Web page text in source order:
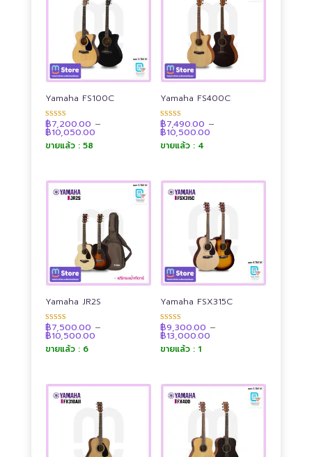
Yamaha FS100C
ให้คะแนน
4.89
ตั้งแต่ 1-5
คะแนน
฿7,200.00 –
฿10,050.00Price
ขายแล้ว : 58
Yamaha FS400C
ให้คะแนน
4.92
ตั้งแต่ 1-5
คะแนน
฿7,490.00 –
฿10,500.00
ขายแล้ว : 4
Yamaha JR2S
ให้คะแนน
4.90
ตั้งแต่ 1-5
คะแนน
฿7,500.00 –
฿10,500.00Price
ขายแล้ว : 6
Yamaha FSX315C
ให้คะแนน
4.89
ตั้งแต่ 1-5
คะแนน
฿9,300.00 –
฿13,000.00
ขายแล้ว : 1